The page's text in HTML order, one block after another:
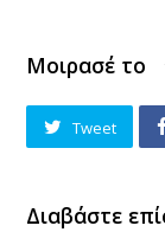
Μοιρασέ το
Tweet
Διαβάστε